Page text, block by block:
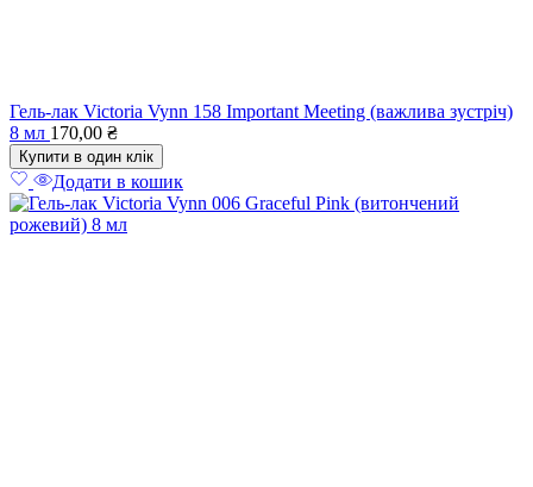
Гель-лак Victoria Vynn 158 Important Meeting (важлива зустріч)
8 мл 170,00 ₴
Купити в один клік
Додати в кошик